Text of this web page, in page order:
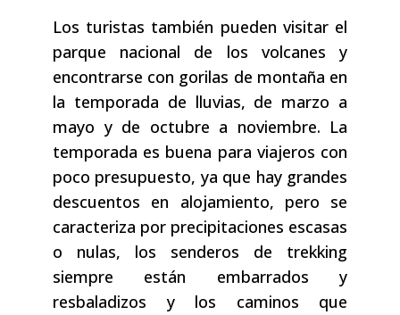
Los turistas también pueden visitar el
parque nacional de los volcanes y
encontrarse con gorilas de montaña en
la temporada de lluvias, de marzo a
mayo y de octubre a noviembre. La
temporada es buena para viajeros con
poco presupuesto, ya que hay grandes
descuentos en alojamiento, pero se
caracteriza por precipitaciones escasas
o nulas, los senderos de trekking
siempre están embarrados y
resbaladizos y los caminos que